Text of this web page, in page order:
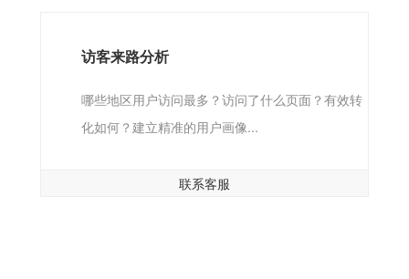
访客来路分析
哪些地区用户访问最多？访问了什么页面？有效转
化如何？建立精准的用户画像...
联系客服